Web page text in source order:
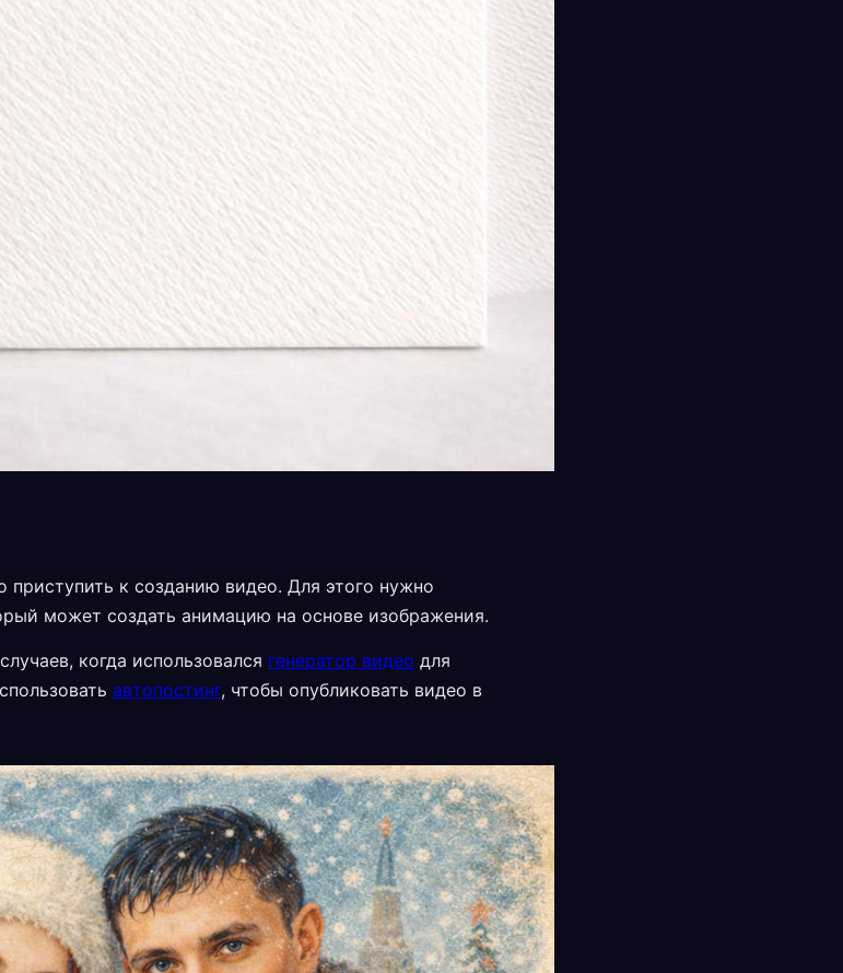
к созданию видео. Для этого нужно
может создать анимацию на основе изображения.
когда использовался генератор видео для
автопостинг, чтобы опубликовать видео в